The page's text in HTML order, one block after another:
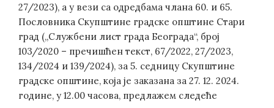
27/2023), а у вези са одредбама члана 60. и 65.
Пословника Скупштине градске општине Стари
град („Службени лист града Београда“, број
103/2020 – пречишћен текст, 67/2022, 27/2023,
134/2024 и 139/2024), за 5. седницу Скупштине
градске општине, која је заказана за 27. 12. 2024.
године, у 12.00 часова, предлажем следеће